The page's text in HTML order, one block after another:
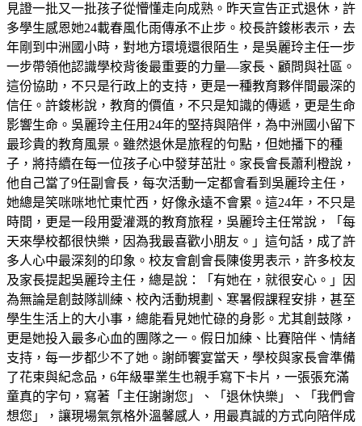
見證一批又一批孩子從懵懂走向成熟。昨天宣告正式退休，許
多學生感恩她24載春風化雨傳承不止步。校長許鋑彬表示，去
年剛到中洲國小時，對地方環境還很陌生，是吳麗玲主任一步
一步帶領他認識學校背後最重要的力量—家長、顧問與社區。
這份協助，不只是行政上的支持，更是一種教育夥伴間最深的
信任。許鋑彬說，教育的價值，不只是知識的傳遞，更是生命
影響生命。吳麗玲主任用24年的堅持與陪伴，為中洲國小留下
最珍貴的教育風景。雖然退休是旅程的句點，但她播下的種
子，將持續在每一位孩子心中發芽茁壯。家長會長蕭利橙說，
他自己當了9任副會長，每次活動一定都會看到吳麗玲主任，
她總是笑咪咪地忙東忙西，好像永遠不會累。這24年，不只是
時間，更是一段用愛灌溉的教育旅程，吳麗玲主任常說，「每
天來學校都很快樂，因為我最喜歡小朋友。」這句話，成了許
多人心中最深刻的印象。校友會創會長陳俊男表示，許多校友
及家長提起吳麗玲主任，總是說：「有她在，就很安心。」因
為無論是創鼓隊訓練、校內活動規劃、寒暑假課程安排，甚至
學生生活上的大小事，總能看見她忙碌的身影。尤其創鼓隊，
更是她投入最多心血的團隊之一。假日加練、比賽陪伴、情緒
支持，每一步都少不了她。謝師饗宴當天，學校與家長會準備
了花束與紀念品，6年級畢業生也親手寫下卡片，一張張充滿
童真的字句，寫著「主任謝謝您」、「退休快樂」、「我們會
想您」，讓現場氣氛格外溫馨感人，用最真誠的方式向陪伴成